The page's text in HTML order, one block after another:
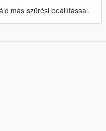
más szűrési beállítással.